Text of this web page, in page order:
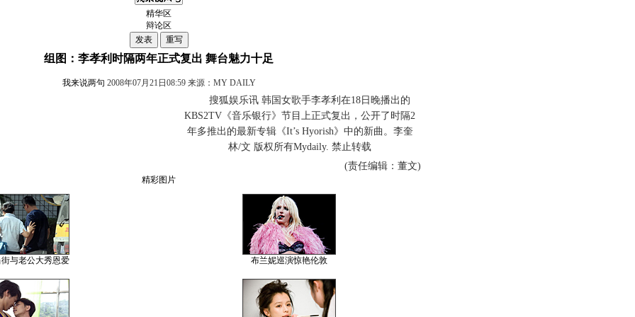
精华区
辩论区
组图：李孝利时隔两年正式复出 舞台魅力十足
我来说两句 2008年07月21日08:59 来源：MY DAILY
搜狐娱乐讯 韩国女歌手李孝利在18日晚播出的
KBS2TV《音乐银行》节目上正式复出，公开了时隔2
年多推出的最新专辑《It’s Hyorish》中的新曲。李奎
林/文 版权所有Mydaily. 禁止转载
(责任编辑：董文)
精彩图片
与老公大秀恩爱 布兰妮巡演惊艳伦敦